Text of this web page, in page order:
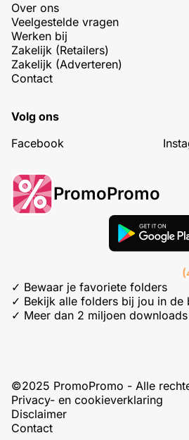
Over ons
Veelgestelde vragen
Werken bij
Zakelijk (Retailers)
Zakelijk (Adverteren)
Contact
Volg ons
Facebook
PromoPromo
✓ Bewaar je favoriete folders
✓ Bekijk alle folders bij jou in de
✓ Meer dan 2 miljoen downloads
©2025 PromoPromo - Alle
Privacy- en cookieverklaring
Disclaimer
Contact